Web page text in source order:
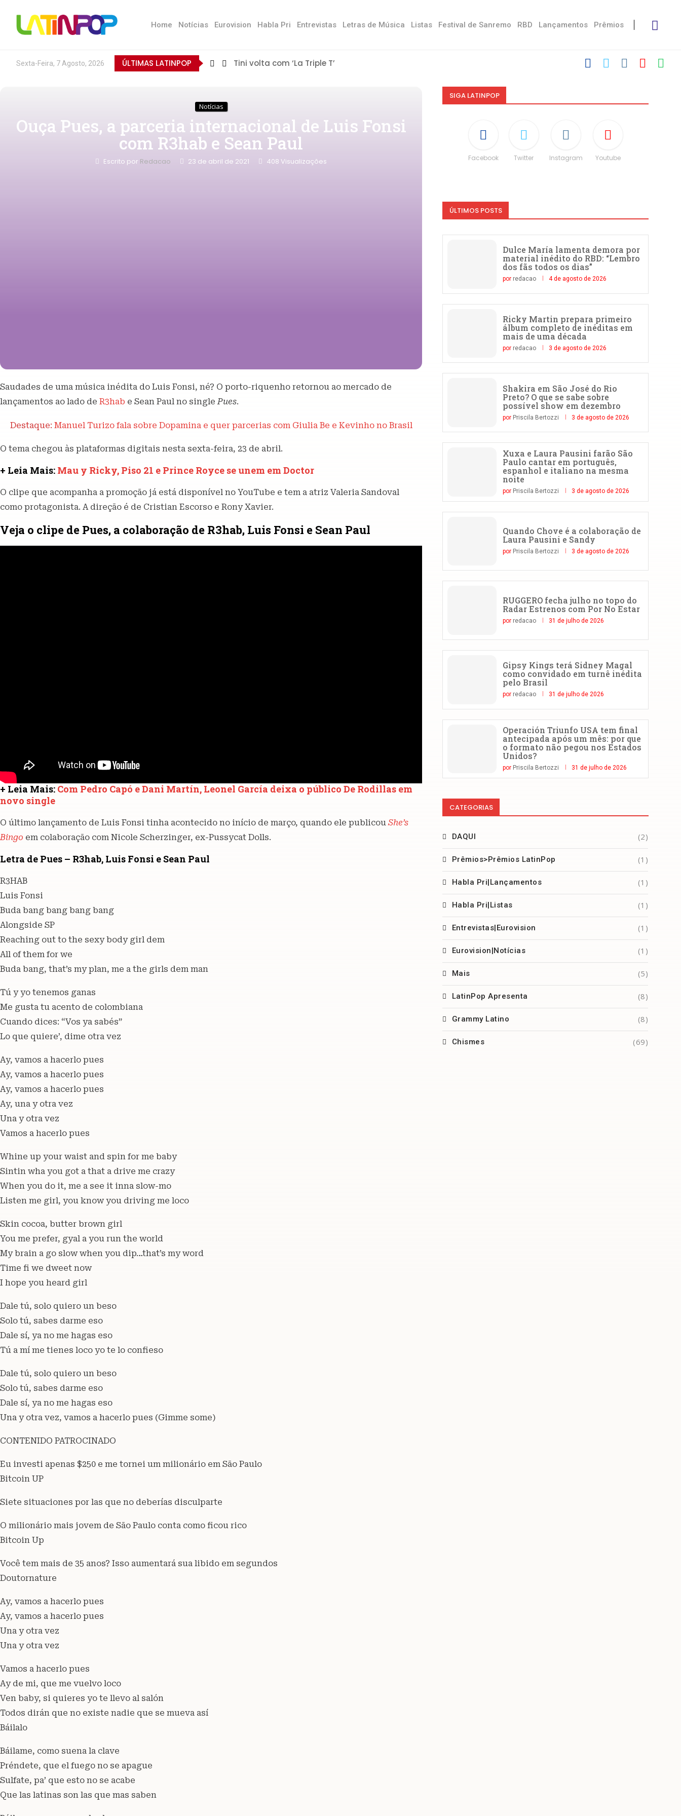
Home Notícias Eurovision Habla Pri Entrevistas Letras de Música Listas Festival de Sanremo RBD Lançamentos Prêmios
Sexta-Feira, 7 Agosto, 2026 ÚLTIMAS LATINPOP Tini volta com ‘La Triple T’
Notícias
Ouça Pues, a parceria internacional de Luis Fonsi
com R3hab e Sean Paul
Escrito por Redacao 23 de abril de 2021 408 Visualizações
Saudades de uma música inédita do Luis Fonsi, né? O porto-riquenho retornou ao mercado de
lançamentos ao lado de R3hab e Sean Paul no singlePues.
Destaque: Manuel Turizo fala sobre Dopamina e quer parcerias com Giulia Be e Kevinho no Brasil
O tema chegou às plataformas digitais nesta sexta-feira, 23 de abril.
+ Leia Mais: Mau y Ricky, Piso 21 e Prince Royce se unem em Doctor
O clipe que acompanha a promoção já está disponível no YouTube e tem a atriz Valeria Sandoval
como protagonista. A direção é de Cristian Escorso e Rony Xavier.
Veja o clipe de Pues, a colaboração de R3hab, Luis Fonsi e Sean Paul
+ Leia Mais: Com Pedro Capó e Dani Martín, Leonel García deixa o público De Rodillas em
novo single
O último lançamento de Luis Fonsi tinha acontecido no início de março, quando ele publicou She’s
Bingo em colaboração com Nicole Scherzinger, ex-Pussycat Dolls.
Letra de Pues – R3hab, Luis Fonsi e Sean Paul
R3HAB
Luis Fonsi
Buda bang bang bang bang
Alongside SP
Reaching out to the sexy body girl dem
All of them for we
Buda bang, that’s my plan, me a the girls dem man
Tú y yo tenemos ganas
Me gusta tu acento de colombiana
Cuando dices: “Vos ya sabés”
Lo que quiere’, dime otra vez
Ay, vamos a hacerlo pues
Ay, vamos a hacerlo pues
Ay, vamos a hacerlo pues
Ay, una y otra vez
Una y otra vez
Vamos a hacerlo pues
Whine up your waist and spin for me baby
Sintin wha you got a that a drive me crazy
When you do it, me a see it inna slow-mo
Listen me girl, you know you driving me loco
Skin cocoa, butter brown girl
You me prеfer, gyal a you run the world
My brain a go slow when you dip…that’s my word
Timе fi we dweet now
I hope you heard girl
Dale tú, solo quiero un beso
Solo tú, sabes darme eso
Dale sí, ya no me hagas eso
Tú a mí me tienes loco yo te lo confieso
Dale tú, solo quiero un beso
Solo tú, sabes darme eso
Dale sí, ya no me hagas eso
Una y otra vez, vamos a hacerlo pues (Gimme some)
CONTENIDO PATROCINADO
Eu investi apenas $250 e me tornei um milionário em São Paulo
Bitcoin UP
Siete situaciones por las que no deberías disculparte
O milionário mais jovem de São Paulo conta como ficou rico
Bitcoin Up
Você tem mais de 35 anos? Isso aumentará sua libido em segundos
Doutornature
Ay, vamos a hacerlo pues
Ay, vamos a hacerlo pues
Una y otra vez
Una y otra vez
Vamos a hacerlo pues
Ay de mi, que me vuelvo loco
Ven baby, si quieres yo te llevo al salón
Todos dirán que no existe nadie que se mueva así
Báilalo
Báilame, como suena la clave
Préndete, que el fuego no se apague
Sulfate, pa’ que esto no se acabe
Que las latinas son las que mas saben
SIGA LATINPOP
Facebook Twitter Instagram Youtube
ÚLTIMOS POSTS
Dulce María lamenta demora por
material inédito do RBD: “Lembro
dos fãs todos os dias”
por redacao 4 de agosto de 2026
Ricky Martin prepara primeiro
álbum completo de inéditas em
mais de uma década
por redacao 3 de agosto de 2026
Shakira em São José do Rio
Preto? O que se sabe sobre
possível show em dezembro
por Priscila Bertozzi 3 de agosto de 2026
Xuxa e Laura Pausini farão São
Paulo cantar em português,
espanhol e italiano na mesma
noite
por Priscila Bertozzi 3 de agosto de 2026
Quando Chove é a colaboração de
Laura Pausini e Sandy
por Priscila Bertozzi 3 de agosto de 2026
RUGGERO fecha julho no topo do
Radar Estrenos com Por No Estar
por redacao 31 de julho de 2026
Gipsy Kings terá Sidney Magal
como convidado em turnê inédita
pelo Brasil
por redacao 31 de julho de 2026
Operación Triunfo USA tem final
antecipada após um mês: por que
o formato não pegou nos Estados
Unidos?
por Priscila Bertozzi 31 de julho de 2026
CATEGORIAS
DAQUI (2)
Prêmios>Prêmios LatinPop (1)
Habla Pri|Lançamentos (1)
Habla Pri|Listas (1)
Entrevistas|Eurovision (1)
Eurovision|Notícias (1)
Mais (5)
LatinPop Apresenta (8)
Grammy Latino (8)
Chismes (69)